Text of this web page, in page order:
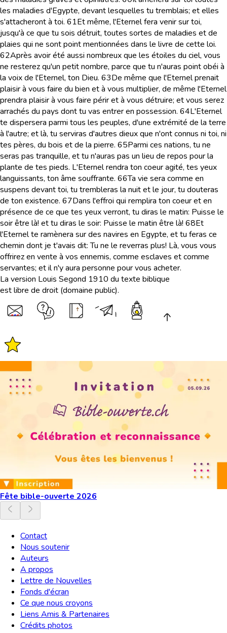
les maladies d'Egypte, devant lesquelles tu tremblais; et elles
s'attacheront à toi. 61Et même, l'Eternel fera venir sur toi,
jusqu'à ce que tu sois détruit, toutes sortes de maladies et de
plaies qui ne sont point mentionnées dans le livre de cette loi.
62Après avoir été aussi nombreux que les étoiles du ciel, vous
ne resterez qu'un petit nombre, parce que tu n'auras point obéi à
la voix de l'Eternel, ton Dieu. 63De même que l'Eternel prenait
plaisir à vous faire du bien et à vous multiplier, de même l'Eternel
prendra plaisir à vous faire périr et à vous détruire; et vous serez
arrachés du pays dont tu vas entrer en possession. 64L'Eternel
te dispersera parmi tous les peuples, d'une extrémité de la terre
à l'autre; et là, tu serviras d'autres dieux que n'ont connus ni toi, ni
tes pères, du bois et de la pierre. 65Parmi ces nations, tu ne
seras pas tranquille, et tu n'auras pas un lieu de repos pour la
plante de tes pieds. L'Eternel rendra ton coeur agité, tes yeux
languissants, ton âme souffrante. 66Ta vie sera comme en
suspens devant toi, tu trembleras la nuit et le jour, tu douteras
de ton existence. 67Dans l'effroi qui remplira ton coeur et en
présence de ce que tes yeux verront, tu diras le matin: Puisse le
soir être là! et tu diras le soir: Puisse le matin être là! 68Et
l'Eternel te ramènera sur des navires en Egypte, et tu feras ce
chemin dont je t'avais dit: Tu ne le reverras plus! Là, vous vous
offrirez en vente à vos ennemis, comme esclaves et comme
servantes; et il n'y aura personne pour vous acheter.
La version Louis Segond 1910 du texte biblique
est libre de droit (domaine public).
Fête bible-ouverte 2026
Contact
Nous soutenir
Auteurs
A propos
Lettre de Nouvelles
Fonds d'écran
Ce que nous croyons
Liens Amis & Partenaires
Crédits photos